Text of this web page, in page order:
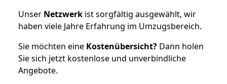
Unser Netzwerk ist sorgfältig ausgewählt, wir
haben viele Jahre Erfahrung im Umzugsbereich.
Sie möchten eine Kostenübersicht? Dann holen
Sie sich jetzt kostenlose und unverbindliche
Angebote.